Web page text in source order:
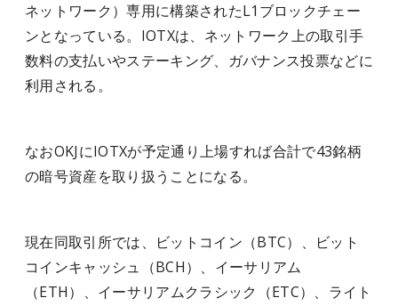
ネットワーク）専用に構築されたL1ブロックチェー
ンとなっている。IOTXは、ネットワーク上の取引手
数料の支払いやステーキング、ガバナンス投票などに
利用される。
なおOKJにIOTXが予定通り上場すれば合計で43銘柄
の暗号資産を取り扱うことになる。
現在同取引所では、ビットコイン（BTC）、ビット
コインキャッシュ（BCH）、イーサリアム
（ETH）、イーサリアムクラシック（ETC）、ライト